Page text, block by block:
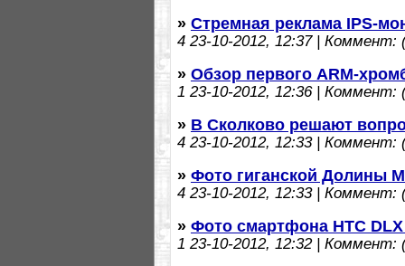
» Стремная реклама IPS-
4 23-10-2012, 12:37 | Коммент:
» Обзор первого ARM-
1 23-10-2012, 12:36 | Коммент:
» В Сколково решают
4 23-10-2012, 12:33 | Коммент:
» Фото гиганской Долины
4 23-10-2012, 12:33 | Коммент:
» Фото смартфона HTC
1 23-10-2012, 12:32 | Коммент: